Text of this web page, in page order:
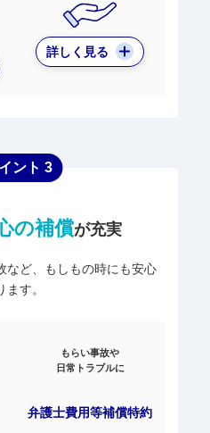
詳しく見る
ント 3
の補償が充実
など、もしもの時にも安心
す。
もらい事故や
日常トラブルに
弁護士費用等補償特約